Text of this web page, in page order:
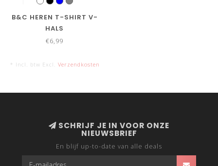
B&C HEREN T-SHIRT V-
HALS
€6,99
* Incl. btw Excl. Verzendkosten
SCHRIJF JE IN VOOR ONZE
NIEUWSBRIEF
En blijf up-to-date van alle deals